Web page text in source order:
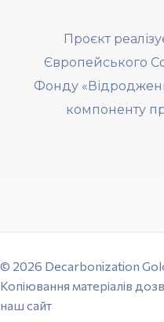
Проєкт
Європейського
Фонду
компоненту
© 2026 Decarbonization
Копіювання матеріалів
наш сайт